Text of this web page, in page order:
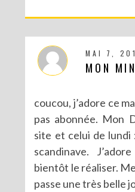
MAI 7,
MON
coucou, j’adore ce
pas abonnée. Mon
site et celui de
scandinave.
bientôt le réaliser.
passe une très belle